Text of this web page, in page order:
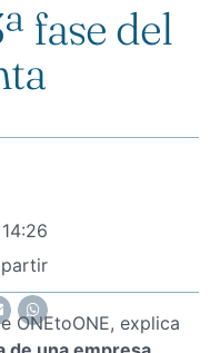
fase del
14:26
ONEtoONE, explica